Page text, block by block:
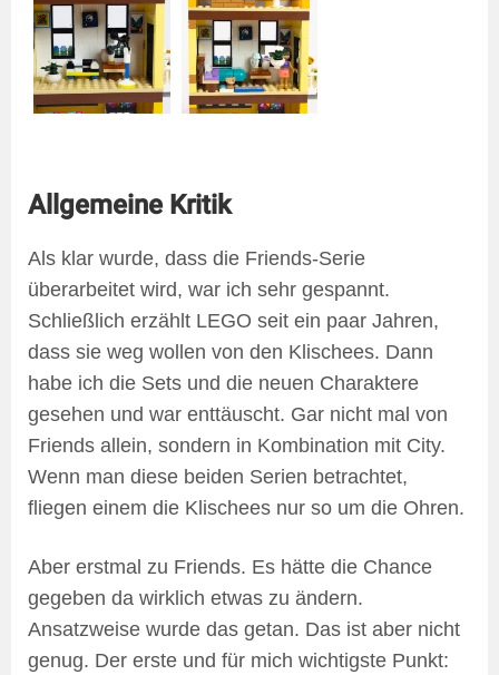
Allgemeine Kritik
Als klar wurde, dass die Friends-Serie
überarbeitet wird, war ich sehr gespannt.
Schließlich erzählt LEGO seit ein paar Jahren,
dass sie weg wollen von den Klischees. Dann
habe ich die Sets und die neuen Charaktere
gesehen und war enttäuscht. Gar nicht mal von
Friends allein, sondern in Kombination mit City.
Wenn man diese beiden Serien betrachtet,
fliegen einem die Klischees nur so um die Ohren.
Aber erstmal zu Friends. Es hätte die Chance
gegeben da wirklich etwas zu ändern.
Ansatzweise wurde das getan. Das ist aber nicht
genug. Der erste und für mich wichtigste Punkt: